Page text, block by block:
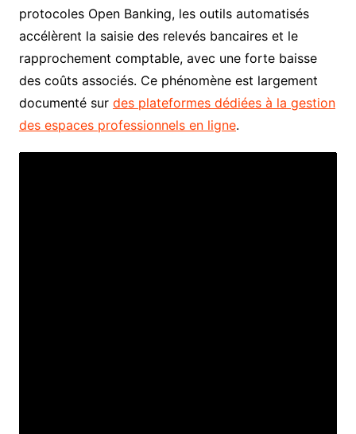
protocoles Open Banking, les outils automatisés
accélèrent la saisie des relevés bancaires et le
rapprochement comptable, avec une forte baisse
des coûts associés. Ce phénomène est largement
documenté sur des plateformes dédiées à la gestion
des espaces professionnels en ligne.